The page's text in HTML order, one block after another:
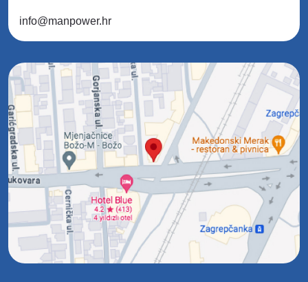
info@manpower.hr